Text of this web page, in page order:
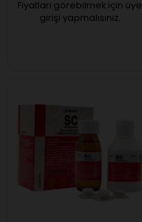
Fiyatları görebilmek için üye
girişi yapmalısınız.